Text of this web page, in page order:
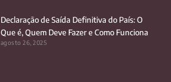
Declaração de Saída Definitiva do País: O
Que é, Quem Deve Fazer e Como Funciona
agosto 26, 2025